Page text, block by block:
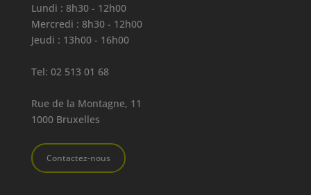
Lundi : 8h30 - 12h00
Mercredi : 8h30 - 12h00
Jeudi : 13h00 - 16h00
Tel: 02 513 01 68
Rue de la Montagne, 11
1000 Bruxelles
Contactez-nous